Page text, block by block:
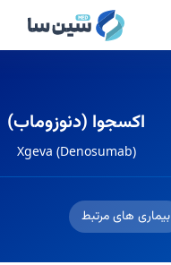
اکسجوا (دنوزوماب)
Xgeva (Denosumab)
بیماری های مرتبط